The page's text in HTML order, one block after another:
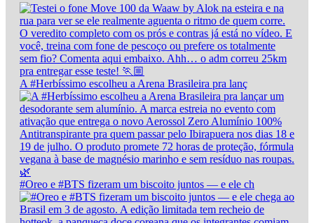
A #Herbíssimo escolheu a Arena Brasileira pra lanç
#Oreo e #BTS fizeram um biscoito juntos — e ele ch